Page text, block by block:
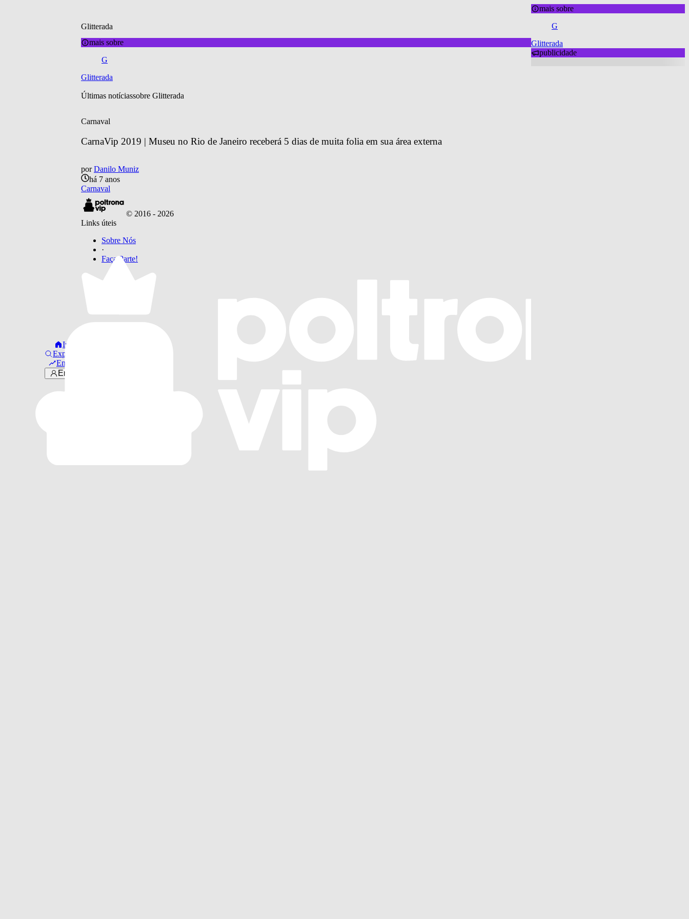
Início
Explorar
Em alta
Entrar
Glitterada
mais sobre
G
Glitterada
Últimas notíciassobre Glitterada
Carnaval
CarnaVip 2019 | Museu no Rio de Janeiro receberá 5 dias de muita folia em sua área externa
por Danilo Muniz
há 7 anos
Carnaval
© 2016 - 2026
Links úteis
Sobre Nós
·
Faça Parte!
mais sobre
G
Glitterada
publicidade